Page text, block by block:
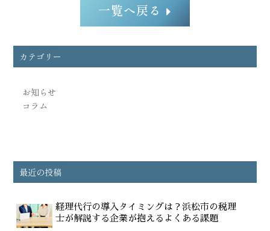
一覧へ戻る 
カテゴリー
お知らせ
コラム
最近の投稿
経理代行の導入タイミングは？浜松市の税理
士が解説する企業が抱えるよくある課題